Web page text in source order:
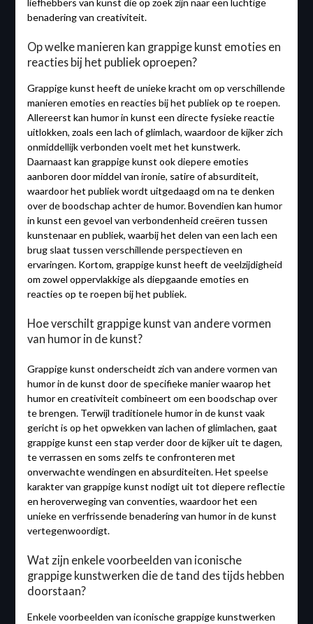
liefhebbers van kunst die op zoek zijn naar een luchtige
benadering van creativiteit.
Op welke manieren kan grappige kunst emoties en
reacties bij het publiek oproepen?
Grappige kunst heeft de unieke kracht om op verschillende
manieren emoties en reacties bij het publiek op te roepen.
Allereerst kan humor in kunst een directe fysieke reactie
uitlokken, zoals een lach of glimlach, waardoor de kijker zich
onmiddellijk verbonden voelt met het kunstwerk.
Daarnaast kan grappige kunst ook diepere emoties
aanboren door middel van ironie, satire of absurditeit,
waardoor het publiek wordt uitgedaagd om na te denken
over de boodschap achter de humor. Bovendien kan humor
in kunst een gevoel van verbondenheid creëren tussen
kunstenaar en publiek, waarbij het delen van een lach een
brug slaat tussen verschillende perspectieven en
ervaringen. Kortom, grappige kunst heeft de veelzijdigheid
om zowel oppervlakkige als diepgaande emoties en
reacties op te roepen bij het publiek.
Hoe verschilt grappige kunst van andere vormen
van humor in de kunst?
Grappige kunst onderscheidt zich van andere vormen van
humor in de kunst door de specifieke manier waarop het
humor en creativiteit combineert om een boodschap over
te brengen. Terwijl traditionele humor in de kunst vaak
gericht is op het opwekken van lachen of glimlachen, gaat
grappige kunst een stap verder door de kijker uit te dagen,
te verrassen en soms zelfs te confronteren met
onverwachte wendingen en absurditeiten. Het speelse
karakter van grappige kunst nodigt uit tot diepere reflectie
en heroverweging van conventies, waardoor het een
unieke en verfrissende benadering van humor in de kunst
vertegenwoordigt.
Wat zijn enkele voorbeelden van iconische
grappige kunstwerken die de tand des tijds hebben
doorstaan?
Enkele voorbeelden van iconische grappige kunstwerken